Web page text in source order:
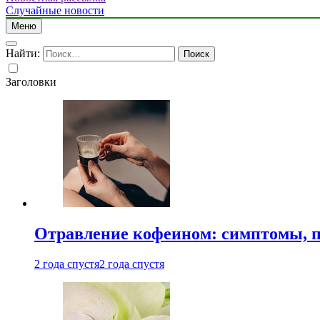
Случайные новости
Меню
Найти:
Заголовки
Отравление кофеином: симптомы,
2 года спустя2 года спустя